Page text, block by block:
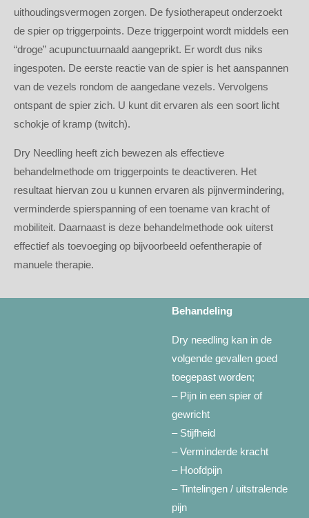
uithoudingsvermogen zorgen. De fysiotherapeut onderzoekt
de spier op triggerpoints. Deze triggerpoint wordt middels een
“droge” acupunctuurnaald aangeprikt. Er wordt dus niks
ingespoten. De eerste reactie van de spier is het aanspannen
van de vezels rondom de aangedane vezels. Vervolgens
ontspant de spier zich. U kunt dit ervaren als een soort licht
schokje of kramp (twitch).
Dry Needling heeft zich bewezen als effectieve
behandelmethode om triggerpoints te deactiveren. Het
resultaat hiervan zou u kunnen ervaren als pijnvermindering,
verminderde spierspanning of een toename van kracht of
mobiliteit. Daarnaast is deze behandelmethode ook uiterst
effectief als toevoeging op bijvoorbeeld oefentherapie of
manuele therapie.
Behandeling
Dry needling kan in de
volgende gevallen goed
toegepast worden;
– Pijn in een spier of
gewricht
– Stijfheid
– Verminderde kracht
– Hoofdpijn
– Tintelingen / uitstralende
pijn